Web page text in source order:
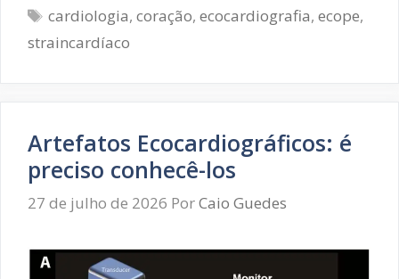
Transplante
Cardíaco
Tags
cardiologia,coração,ecocardiografia,ecope,
straincardíaco
Artefatos Ecocardiográficos: é
preciso conhecê-los
27 de julho de 2026 PorCaio Guedes